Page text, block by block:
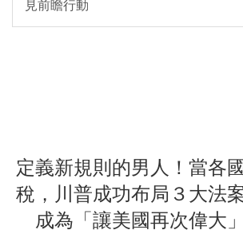
見前瞻行動
定義新規則的男人！當各
稅，川普成功布局３大法
成為「讓美國再次偉大